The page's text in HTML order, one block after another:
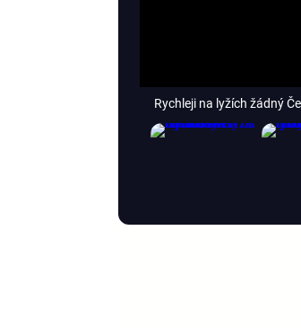
Rychleji na lyžích žádný